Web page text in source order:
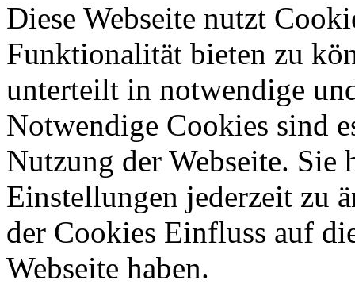
Diese Webseite nutzt
Funktionalität bieten zu
unterteilt in notwendige
Notwendige Cookies sind
Nutzung der Webseite.
Einstellungen jederzeit zu
der Cookies Einfluss auf
Webseite haben.